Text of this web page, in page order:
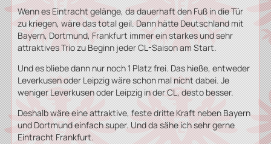
Wenn es Eintracht gelänge, da dauerhaft den Fuß in die Tür
zu kriegen, wäre das total geil. Dann hätte Deutschland mit
Bayern, Dortmund, Frankfurt immer ein starkes und sehr
attraktives Trio zu Beginn jeder CL-Saison am Start.
Und es bliebe dann nur noch 1 Platz frei. Das hieße, entweder
Leverkusen oder Leipzig wäre schon mal nicht dabei. Je
weniger Leverkusen oder Leipzig in der CL, desto besser.
Deshalb wäre eine attraktive, feste dritte Kraft neben Bayern
und Dortmund einfach super. Und da sähe ich sehr gerne
Eintracht Frankfurt.